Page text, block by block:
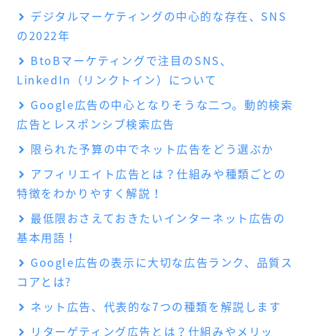
デジタルマーケティングの中心的な存在、SNS
の2022年
BtoBマーケティングで注目のSNS、
LinkedIn（リンクトイン）について
Google広告の中心となりそうな二つ。動的検索
広告とレスポンシブ検索広告
限られた予算の中でネット広告をどう選ぶか
アフィリエイト広告とは？仕組みや種類ごとの
特徴をわかりやすく解説！
最低限おさえておきたいインターネット広告の
基本用語！
Google広告の表示に大切な広告ランク、品質ス
コアとは?
ネット広告、代表的な7つの種類を解説します
リターゲティング広告とは？仕組みやメリッ